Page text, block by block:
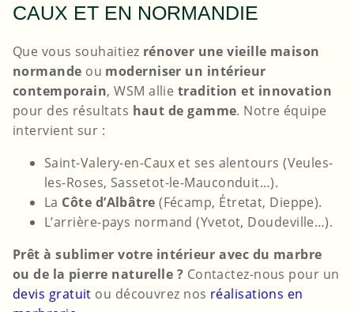
CAUX ET EN NORMANDIE
Que vous souhaitiez rénover une vieille maison
normande ou moderniser un intérieur
contemporain, WSM allie tradition et innovation
pour des résultats haut de gamme. Notre équipe
intervient sur :
Saint-Valery-en-Caux et ses alentours (Veules-
les-Roses, Sassetot-le-Mauconduit…).
La Côte d’Albâtre (Fécamp, Étretat, Dieppe).
L’arrière-pays normand (Yvetot, Doudeville…).
Prêt à sublimer votre intérieur avec du marbre
ou de la pierre naturelle ? Contactez-nous pour un
devis gratuit ou découvrez nos réalisations en